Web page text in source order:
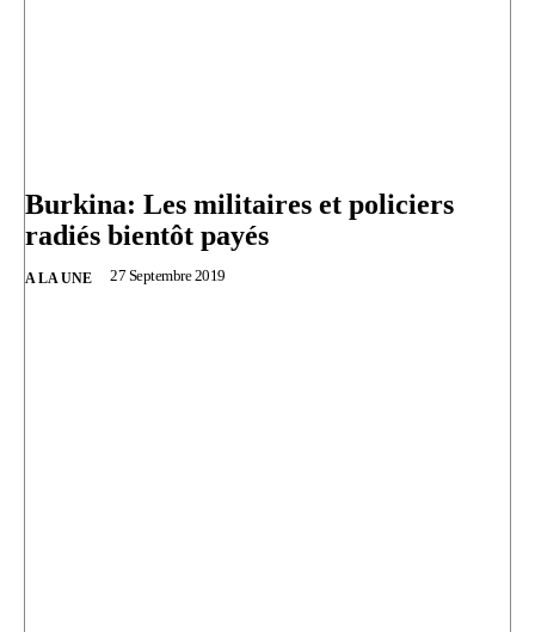
Burkina: Les militaires et policiers
radiés bientôt payés
A LA UNE 27 Septembre 2019